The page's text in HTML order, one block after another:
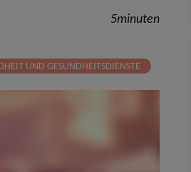
5minuten
UND GESUNDHEITSDIENSTE